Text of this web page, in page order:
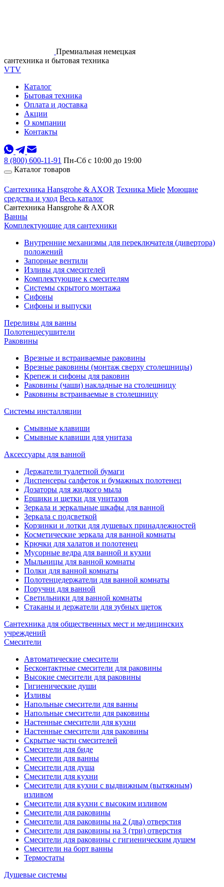
Премиальная немецкая
сантехника и бытовая техника
VTV
Каталог
Бытовая техника
Оплата и доставка
Акции
О компании
Контакты
8 (800) 600-11-91 Пн-Сб с 10:00 до 19:00
Каталог товаров
Сантехника Hansgrohe & AXOR Техника Miele Моющие
средства и уход Весь каталог
Сантехника Hansgrohe & AXOR
Ванны
Комплектующие для сантехники
Внутренние механизмы для переключателя (дивертора)
положений
Запорные вентили
Изливы для смесителей
Комплектующие к смесителям
Системы скрытого монтажа
Сифоны
Сифоны и выпуски
Переливы для ванны
Полотенцесушители
Раковины
Врезные и встраиваемые раковины
Врезные раковины (монтаж сверху столешницы)
Крепеж и сифоны для раковин
Раковины (чаши) накладные на столешницу
Раковины встраиваемые в столешницу
Системы инсталляции
Смывные клавиши
Смывные клавиши для унитаза
Аксессуары для ванной
Держатели туалетной бумаги
Диспенсеры салфеток и бумажных полотенец
Дозаторы для жидкого мыла
Ершики и щетки для унитазов
Зеркала и зеркальные шкафы для ванной
Зеркала с подсветкой
Корзинки и лотки для душевых принадлежностей
Косметические зеркала для ванной комнаты
Крючки для халатов и полотенец
Мусорные ведра для ванной и кухни
Мыльницы для ванной комнаты
Полки для ванной комнаты
Полотенцедержатели для ванной комнаты
Поручни для ванной
Светильники для ванной комнаты
Стаканы и держатели для зубных щеток
Сантехника для общественных мест и медицинских
учреждений
Смесители
Автоматические смесители
Бесконтактные смесители для раковины
Высокие смесители для раковины
Гигиенические души
Изливы
Напольные смесители для ванны
Напольные смесители для раковины
Настенные смесители для кухни
Настенные смесители для раковины
Скрытые части смесителей
Смесители для биде
Смесители для ванны
Смесители для душа
Смесители для кухни
Смесители для кухни с выдвижным (вытяжным)
изливом
Смесители для кухни с высоким изливом
Смесители для раковины
Смесители для раковины на 2 (два) отверстия
Смесители для раковины на 3 (три) отверстия
Смесители для раковины с гигиеническим душем
Смесители на борт ванны
Термостаты
Душевые системы